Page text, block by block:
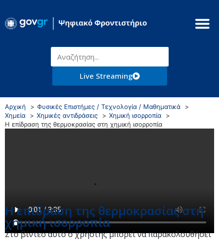
Live Streaming
Αρχική
Φυσικές Επιστήμες / Τεχνολογία / Μαθηματικά
Χημεία
Χημικές αντιδράσεις
Χημική ισορροπία
Η επίδραση της θερμοκρασίας στη χημική ισορροπία
Η επίδραση της θερμοκρασίας στη
χημική ισορροπία
Στο βίντεο αυτό ο χρήστης μπορεί να παρακολουθήσει